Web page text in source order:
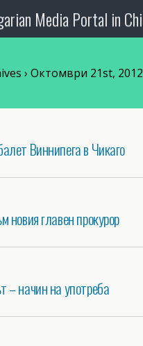
› Октомври 21st, 2012
Виннипега в Чикаго
новия главен прокурор
– начин на употреба